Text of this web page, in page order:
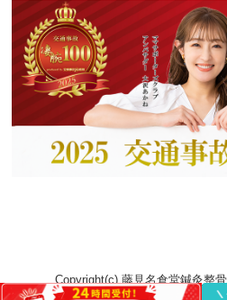
Copyright(c) 藤見名倉堂鍼灸整